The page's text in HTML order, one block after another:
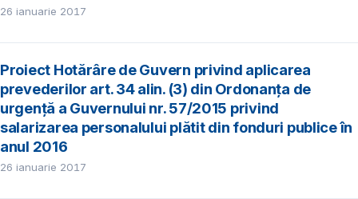
26 ianuarie 2017
Proiect Hotărâre de Guvern privind aplicarea
prevederilor art. 34 alin. (3) din Ordonanța de
urgenţă a Guvernului nr. 57/2015 privind
salarizarea personalului plătit din fonduri publice în
anul 2016
26 ianuarie 2017